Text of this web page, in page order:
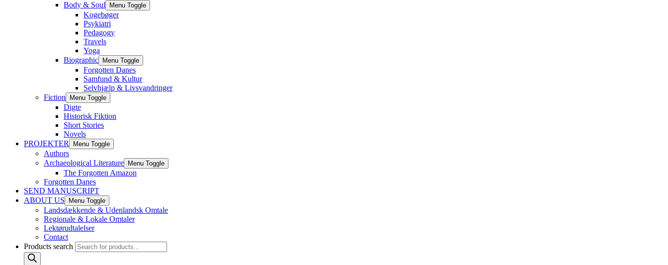
Body & Soul
Menu Toggle
Kogebøger
Psykiatri
Pedagogy
Travels
Yoga
Biographic
Menu Toggle
Forgotten Danes
Samfund & Kultur
Selvhjælp & Livsvandringer
Fiction
Menu Toggle
Digte
Historisk Fiktion
Short Stories
Novels
PROJEKTER
Menu Toggle
Authors
Archaeological Literature
Menu Toggle
The Forgotten Amazon
Forgotten Danes
SEND MANUSCRIPT
ABOUT US
Menu Toggle
Landsdækkende & Udenlandsk Omtale
Regionale & Lokale Omtaler
Lektørudtalelser
Contact
Products search